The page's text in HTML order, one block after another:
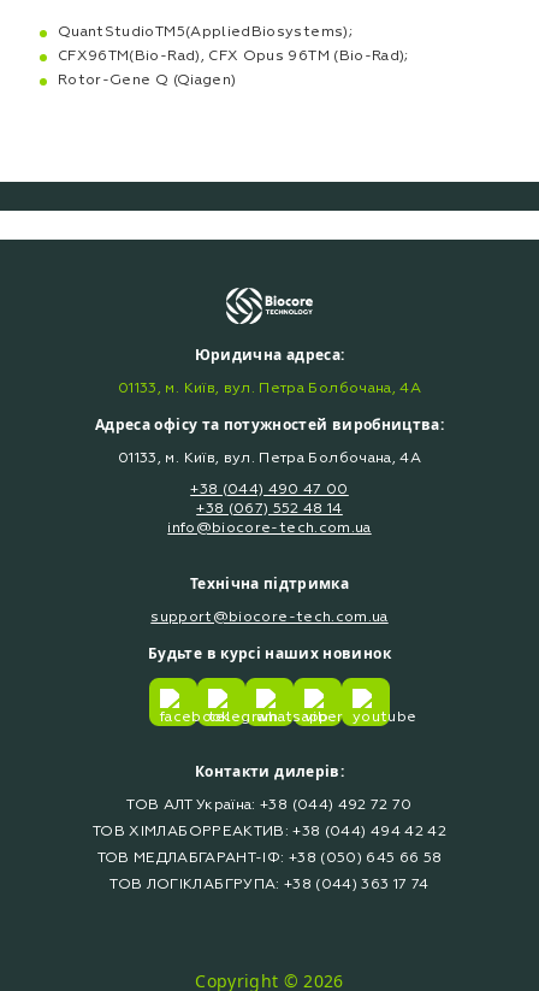
QuantStudioTM5(AppliedBiosystems);
CFX96TM(Bio-Rad), CFX Opus 96TM (Bio-Rad);
Rotor-Gene Q (Qiagen)
Юридична адреса:
01133, м. Київ, вул. Петра Болбочана, 4А
Адреса офісу та потужностей виробництва:
01133, м. Київ, вул. Петра Болбочана, 4А
+38 (044) 490 47 00
+38 (067) 552 48 14
info@biocore-tech.com.ua
Технічна підтримка
support@biocore-tech.com.ua
Будьте в курсі наших новинок
Контакти дилерів:
ТОВ АЛТ Україна: +38 (044) 492 72 70
ТОВ ХІМЛАБОРРЕАКТИВ: +38 (044) 494 42 42
ТОВ МЕДЛАБГАРАНТ-ІФ: +38 (050) 645 66 58
ТОВ ЛОГІКЛАБГРУПА: +38 (044) 363 17 74
Copyright © 2026